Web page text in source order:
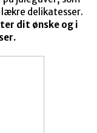
delikatesser.
dit ønske og i